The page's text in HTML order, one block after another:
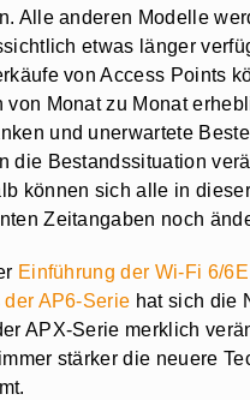
Alle anderen Modelle
etwas länger
von Access Points
von Monat zu Monat
und unerwartete
die Bestandssituation
können sich alle in dieser
Zeitangaben noch
Einführung der Wi-Fi 6/
der AP6-Serie hat sich die
APX-Serie merklich
stärker die neuere